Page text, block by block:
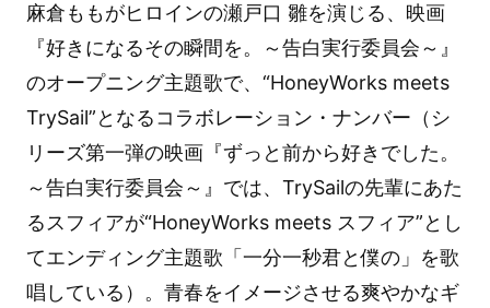
麻倉ももがヒロインの瀬戸口 雛を演じる、映画
『好きになるその瞬間を。～告白実行委員会～』
のオープニング主題歌で、“HoneyWorks meets
TrySail”となるコラボレーション・ナンバー（シ
リーズ第一弾の映画『ずっと前から好きでした。
～告白実行委員会～』では、TrySailの先輩にあた
るスフィアが“HoneyWorks meets スフィア”とし
てエンディング主題歌「一分一秒君と僕の」を歌
唱している）。青春をイメージさせる爽やかなギ